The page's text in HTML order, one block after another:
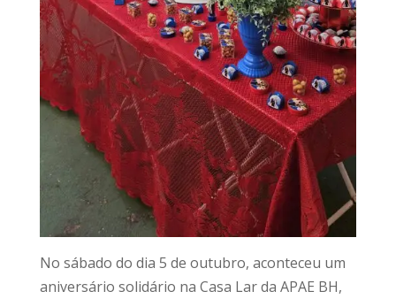
No sábado do dia 5 de outubro, aconteceu um
aniversário solidário na Casa Lar da APAE BH,